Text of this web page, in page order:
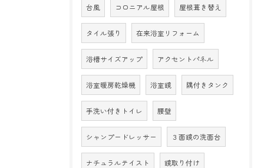
台風 コロニアル屋根 屋根葺き替え
タイル張り 在来浴室リフォーム
浴槽サイズアップ アクセントパネル
浴室暖房乾燥機 浴室鏡 隅付きタンク
手洗い付きトイレ 腰壁
シャンプードレッサー ３面鏡の洗面台
ナチュラルテイスト 鏡取り付け